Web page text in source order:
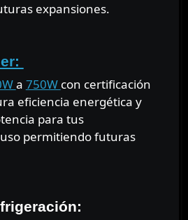
expansiones.
a 750W con certificación
eficiencia energética y
para tus
permitiendo futuras